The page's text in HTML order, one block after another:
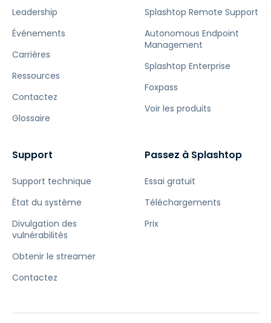
Leadership
Événements
Carrières
Ressources
Contactez
Glossaire
Splashtop Remote Support
Autonomous Endpoint
Management
Splashtop Enterprise
Foxpass
Voir les produits
Support
Support technique
État du système
Divulgation des
vulnérabilités
Obtenir le streamer
Contactez
Passez à Splashtop
Essai gratuit
Téléchargements
Prix